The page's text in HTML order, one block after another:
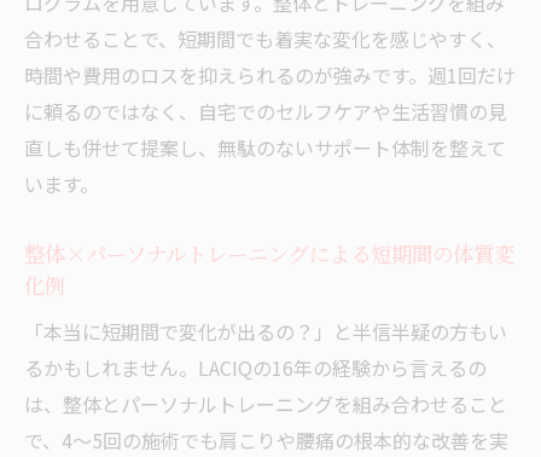
合わせることで、短期間でも着実な変化を感じやすく、
時間や費用のロスを抑えられるのが強みです。週1回だけ
に頼るのではなく、自宅でのセルフケアや生活習慣の見
直しも併せて提案し、無駄のないサポート体制を整えて
います。
整体×パーソナルトレーニングによる短期間の体質変
化例
「本当に短期間で変化が出るの？」と半信半疑の方もい
るかもしれません。LACIQの16年の経験から言えるの
は、整体とパーソナルトレーニングを組み合わせること
で、4～5回の施術でも肩こりや腰痛の根本的な改善を実